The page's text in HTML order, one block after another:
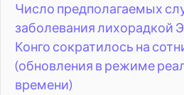
Число предполагаемых
заболевания лихорадкой
Конго сократилось на
(обновления в режиме
времени)